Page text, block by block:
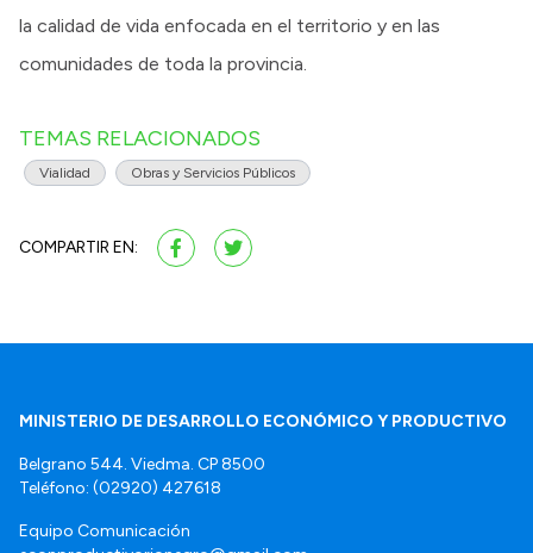
la calidad de vida enfocada en el territorio y en las
comunidades de toda la provincia.
TEMAS RELACIONADOS
Vialidad Obras y Servicios Públicos
COMPARTIR EN:
MINISTERIO DE DESARROLLO ECONÓMICO Y PRODUCTIVO
Belgrano 544. Viedma. CP 8500
Teléfono: (02920) 427618
Equipo Comunicación